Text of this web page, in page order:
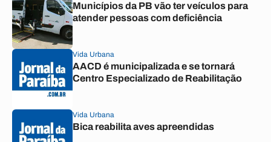
Municípios da PB vão ter veículos para
atender pessoas com deficiência
Vida Urbana
AACD é municipalizada e se tornará
Centro Especializado de Reabilitação
Vida Urbana
Bica reabilita aves apreendidas